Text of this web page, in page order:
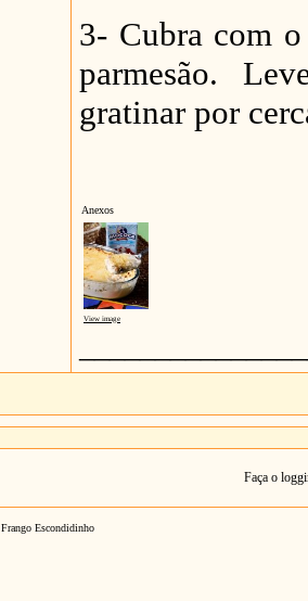
3- Cubra com
parmesão.
gratinar por
Anexos
View image
Faça o
Frango Escondidinho